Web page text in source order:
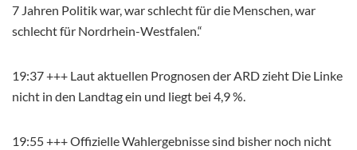
7 Jahren Politik war, war schlecht für die Menschen, war
schlecht für Nordrhein-Westfalen.“
19:37 +++ Laut aktuellen Prognosen der ARD zieht Die Linke
nicht in den Landtag ein und liegt bei 4,9 %.
19:55 +++ Offizielle Wahlergebnisse sind bisher noch nicht